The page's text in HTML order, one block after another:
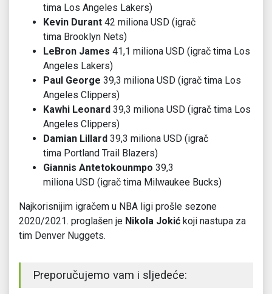
tima Los Angeles Lakers)
Kevin Durant 42 miliona USD (igrač
tima Brooklyn Nets)
LeBron James 41,1 miliona USD (igrač tima Los
Angeles Lakers)
Paul George 39,3 miliona USD (igrač tima Los
Angeles Clippers)
Kawhi Leonard 39,3 miliona USD (igrač tima Los
Angeles Clippers)
Damian Lillard 39,3 miliona USD (igrač
tima Portland Trail Blazers)
Giannis Antetokounmpo 39,3
miliona USD (igrač tima Milwaukee Bucks)
Najkorisnijim igračem u NBA ligi prošle sezone
2020/2021. proglašen je Nikola Jokić koji nastupa za
tim Denver Nuggets.
Preporučujemo vam i sljedeće: